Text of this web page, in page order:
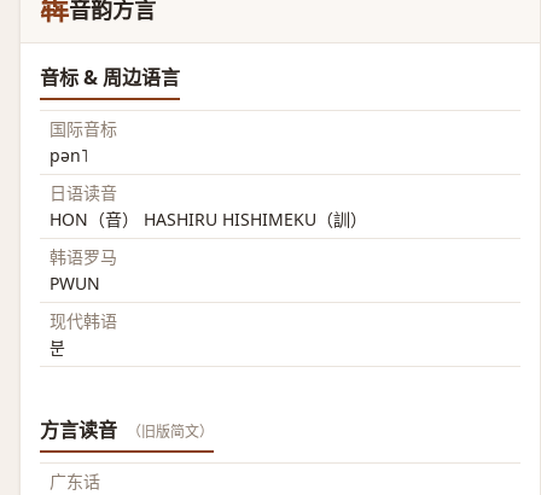
犇音韵方言
音标 & 周边语言
国际音标
pən˥
日语读音
HON（音） HASHIRU HISHIMEKU（訓）
韩语罗马
PWUN
现代韩语
분
方言读音 （旧版简文）
广东话